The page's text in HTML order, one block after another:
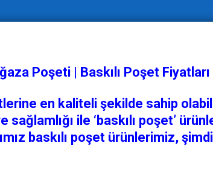
Poşeti | Baskılı Poşet
en kaliteli şekilde sahip
sağlamlığı ile ‘baskılı poşet’
baskılı poşet ürünlerimiz,